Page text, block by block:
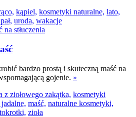
kąpiel, kosmetyki naturalne, lato,
uroda, wakacje
bardzo prostą i skuteczną maść na
gojenie. »
z ziołowego zakątka, kosmetyki
maść, naturalne kosmetyki,
zioła